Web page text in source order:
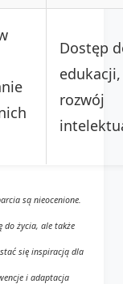
Dostęp
edukacji,
rozwój
są nieocenione.
do życia, ale także
się inspiracją dla
i adaptacja